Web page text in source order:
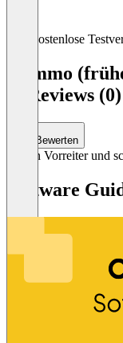
Kostenlose
Kommo
& Reviews (0)
Bewerten
Sei ein Vorreiter und
Software